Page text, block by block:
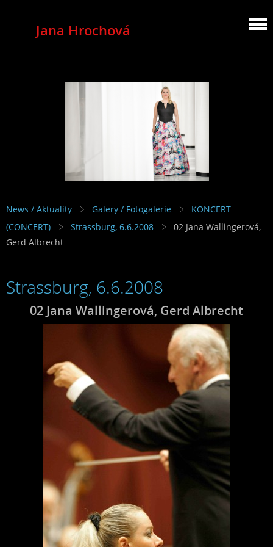
Jana Hrochová
MEZZOSOPRANO
News / Aktuality Galery / Fotogalerie
KONCERT
(CONCERT)
Strassburg, 6.6.2008
02 Jana Wallingerová,
Gerd Albrecht
Strassburg, 6.6.2008
02 Jana Wallingerová, Gerd Albrecht